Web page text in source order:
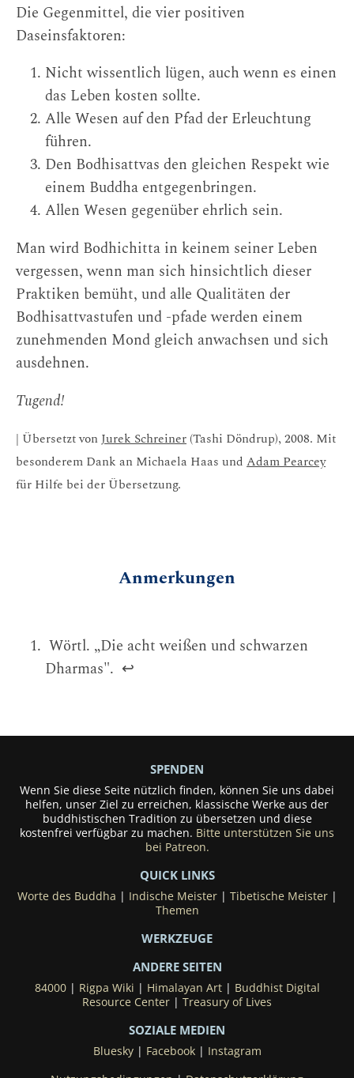
Die Gegenmittel, die vier positiven
Daseinsfaktoren:
Nicht wissentlich lügen, auch wenn es einen
das Leben kosten sollte.
Alle Wesen auf den Pfad der Erleuchtung
führen.
Den Bodhisattvas den gleichen Respekt wie
einem Buddha entgegenbringen.
Allen Wesen gegenüber ehrlich sein.
Man wird Bodhichitta in keinem seiner Leben
vergessen, wenn man sich hinsichtlich dieser
Praktiken bemüht, und alle Qualitäten der
Bodhisattvastufen und -pfade werden einem
zunehmenden Mond gleich anwachsen und sich
ausdehnen.
Tugend!
| Übersetzt vonJurek Schreiner (Tashi Döndrup), 2008. Mit
besonderem Dank an Michaela Haas und Adam Pearcey
für Hilfe bei der Übersetzung.
Anmerkungen
Wörtl. „Die acht weißen und schwarzen
Dharmas". ↩
SPENDEN
Wenn Sie diese Seite nützlich finden, können Sie uns dabei
helfen, unser Ziel zu erreichen, klassische Werke aus der
buddhistischen Tradition zu übersetzen und diese
kostenfrei verfügbar zu machen. Bitte unterstützen Sie uns
bei Patreon.
QUICK LINKS
Worte des Buddha Indische Meister| Tibetische Meister|
Themen
WERKZEUGE
ANDERE SEITEN
84000| Rigpa Wiki Himalayan Art| Buddhist Digital
Resource Center
Treasury of Lives
SOZIALE MEDIEN
Bluesky| Facebook| Instagram